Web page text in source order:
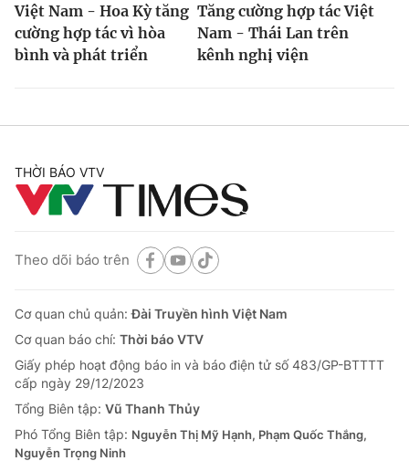
Việt Nam - Hoa Kỳ tăng
cường hợp tác vì hòa
bình và phát triển
Tăng cường hợp tác Việt
Nam - Thái Lan trên
kênh nghị viện
THỜI BÁO VTV
Theo dõi báo trên
Cơ quan chủ quản:Đài Truyền hình Việt Nam
Cơ quan báo chí: Thời báo VTV
Giấy phép hoạt động báo in và báo điện tử số 483/GP-BTTTT
cấp ngày 29/12/2023
Tổng Biên tập: Vũ Thanh Thủy
Phó Tổng Biên tập: Nguyễn Thị Mỹ Hạnh, Phạm Quốc Thắng,
Nguyễn Trọng Ninh